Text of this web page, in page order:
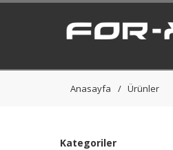
Anasayfa Ürünler
Kategoriler